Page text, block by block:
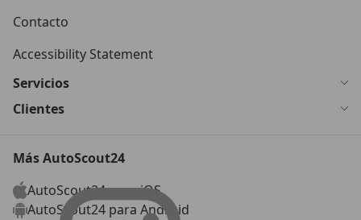
Contacto
Accessibility Statement
Servicios
Clientes
Más AutoScout24
AutoScout24 para iOS
AutoScout24 para Android